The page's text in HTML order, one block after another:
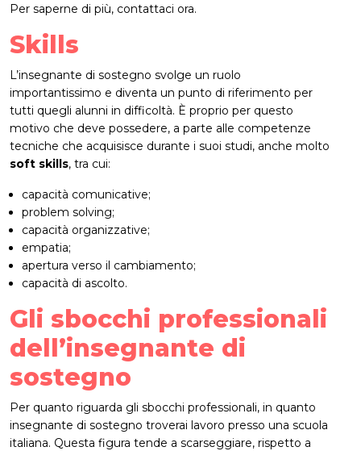
Per saperne di più, contattaci ora.
Skills
L’insegnante di sostegno svolge un ruolo
importantissimo e diventa un punto di riferimento per
tutti quegli alunni in difficoltà. È proprio per questo
motivo che deve possedere, a parte alle competenze
tecniche che acquisisce durante i suoi studi, anche molto
soft skills, tra cui:
capacità comunicative;
problem solving;
capacità organizzative;
empatia;
apertura verso il cambiamento;
capacità di ascolto.
Gli sbocchi professionali
dell’insegnante di
sostegno
Per quanto riguarda gli sbocchi professionali, in quanto
insegnante di sostegno troverai lavoro presso una scuola
italiana. Questa figura tende a scarseggiare, rispetto a